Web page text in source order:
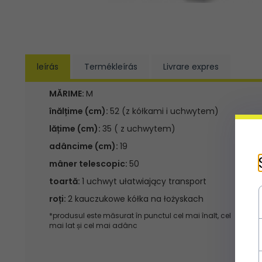
leírás Termékleírás Livrare expres
MĂRIME: M
înălțime (cm): 52 (z kółkami i uchwytem)
lățime (cm): 35 ( z uchwytem)
adâncime (cm): 19
mâner telescopic: 50
toartă: 1 uchwyt ułatwiający transport
roți: 2 kauczukowe kółka na łożyskach
*produsul este măsurat în punctul cel mai înalt, cel
mai lat și cel mai adânc